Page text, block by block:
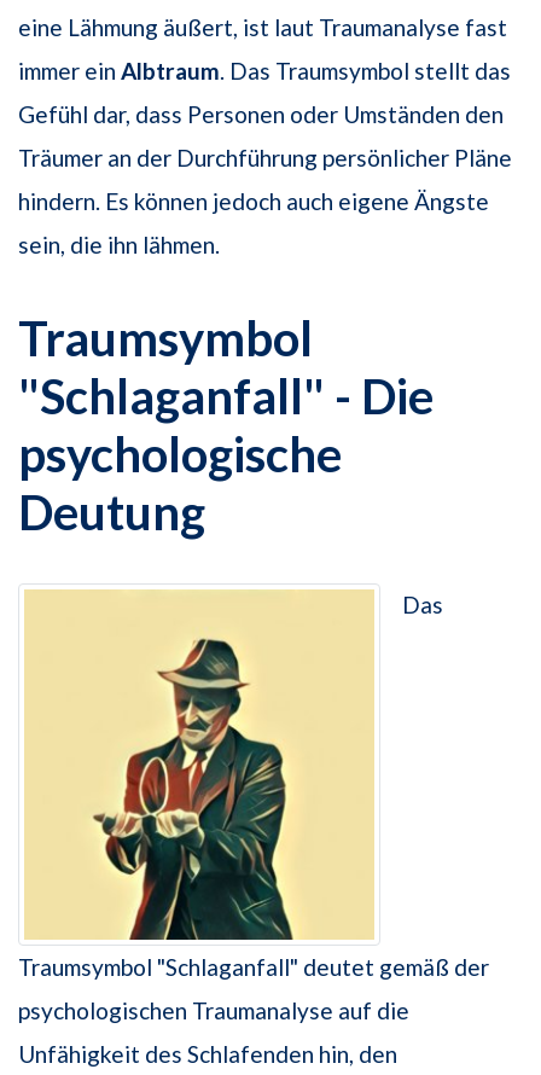
eine Lähmung äußert, ist laut Traumanalyse fast
immer ein Albtraum. Das Traumsymbol stellt das
Gefühl dar, dass Personen oder Umständen den
Träumer an der Durchführung persönlicher Pläne
hindern. Es können jedoch auch eigene Ängste
sein, die ihn lähmen.
Traumsymbol
"Schlaganfall" - Die
psychologische
Deutung
Das
Traumsymbol "Schlaganfall" deutet gemäß der
psychologischen Traumanalyse auf die
Unfähigkeit des Schlafenden hin, den